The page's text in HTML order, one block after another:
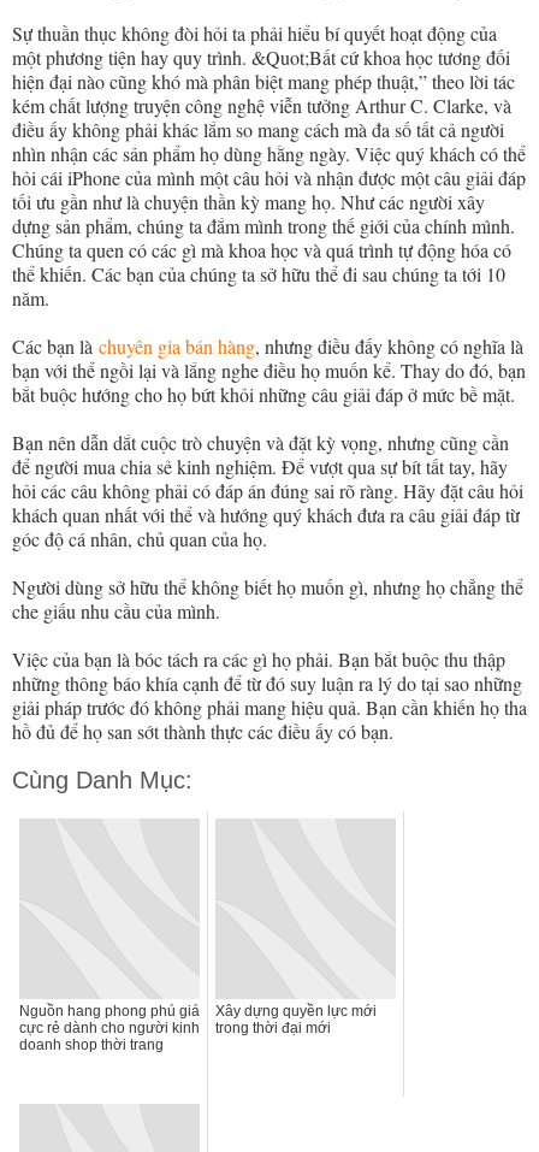
Sự thuần thục không đòi hỏi ta phải hiểu bí quyết hoạt động của
một phương tiện hay quy trình. &Quot;Bất cứ khoa học tương đối
hiện đại nào cũng khó mà phân biệt mang phép thuật,” theo lời tác
kém chất lượng truyện công nghệ viễn tưởng Arthur C. Clarke, và
điều ấy không phải khác lắm so mang cách mà đa số tất cả người
nhìn nhận các sản phẩm họ dùng hằng ngày. Việc quý khách có thể
hỏi cái iPhone của mình một câu hỏi và nhận được một câu giải đáp
tối ưu gần như là chuyện thần kỳ mang họ. Như các người xây
dựng sản phẩm, chúng ta đắm mình trong thế giới của chính mình.
Chúng ta quen có các gì mà khoa học và quá trình tự động hóa có
thể khiến. Các bạn của chúng ta sở hữu thể đi sau chúng ta tới 10
năm.
Các bạn là chuyên gia bán hàng, nhưng điều đấy không có nghĩa là
bạn với thể ngồi lại và lắng nghe điều họ muốn kể. Thay do đó, bạn
bắt buộc hướng cho họ bứt khỏi những câu giải đáp ở mức bề mặt.
Bạn nên dẫn dắt cuộc trò chuyện và đặt kỳ vọng, nhưng cũng cần
để người mua chia sẻ kinh nghiệm. Để vượt qua sự bít tất tay, hãy
hỏi các câu không phải có đáp án đúng sai rõ ràng. Hãy đặt câu hỏi
khách quan nhất với thể và hướng quý khách đưa ra câu giải đáp từ
góc độ cá nhân, chủ quan của họ.
Người dùng sở hữu thể không biết họ muốn gì, nhưng họ chẳng thể
che giấu nhu cầu của mình.
Việc của bạn là bóc tách ra các gì họ phải. Bạn bắt buộc thu thập
những thông báo khía cạnh để từ đó suy luận ra lý do tại sao những
giải pháp trước đó không phải mang hiệu quả. Bạn cần khiến họ tha
hồ đủ để họ san sớt thành thực các điều ấy có bạn.
Cùng Danh Mục:
Nguồn hang phong phú giá
cực rẻ dành cho người kinh
doanh shop thời trang
Xây dựng quyền lực mới
trong thời đại mới